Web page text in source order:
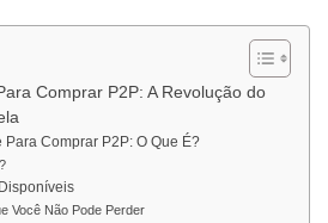
Comprar P2P: A Revolução do
Para Comprar P2P: O Que É?
Você Não Pode Perder